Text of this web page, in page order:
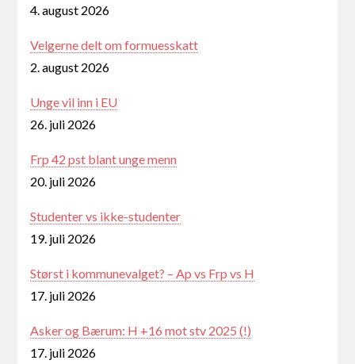
4. august 2026
Velgerne delt om formuesskatt
2. august 2026
Unge vil inn i EU
26. juli 2026
Frp 42 pst blant unge menn
20. juli 2026
Studenter vs ikke-studenter
19. juli 2026
Størst i kommunevalget? – Ap vs Frp vs H
17. juli 2026
Asker og Bærum: H +16 mot stv 2025 (!)
17. juli 2026